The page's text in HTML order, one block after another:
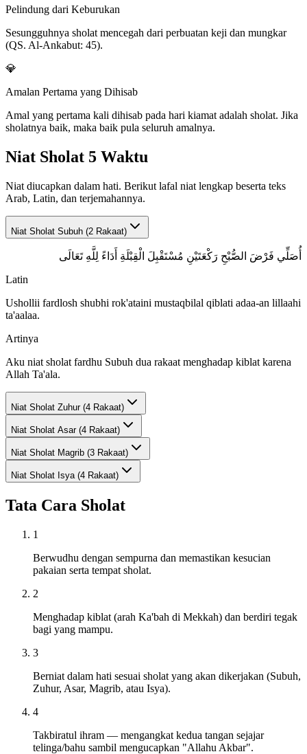
Pelindung dari Keburukan
Sesungguhnya sholat mencegah dari perbuatan keji dan mungkar
(QS. Al-Ankabut: 45).
💎
Amalan Pertama yang Dihisab
Amal yang pertama kali dihisab pada hari kiamat adalah sholat. Jika
sholatnya baik, maka baik pula seluruh amalnya.
Niat Sholat 5 Waktu
Niat diucapkan dalam hati. Berikut lafal niat lengkap beserta teks
Arab, Latin, dan terjemahannya.
Niat Sholat Subuh (2 Rakaat)
أُصَلِّي فَرْضَ الصُّبْحِ رَكْعَتَيْنِ مُسْتَقْبِلَ الْقِبْلَةِ أَدَاءً لِلَّهِ تَعَالَى
Latin
Ushollii fardlosh shubhi rok'ataini mustaqbilal qiblati adaa-an lillaahi
ta'aalaa.
Artinya
Aku niat sholat fardhu Subuh dua rakaat menghadap kiblat karena
Allah Ta'ala.
Niat Sholat Zuhur (4 Rakaat)
Niat Sholat Asar (4 Rakaat)
Niat Sholat Magrib (3 Rakaat)
Niat Sholat Isya (4 Rakaat)
Tata Cara Sholat
1
Berwudhu dengan sempurna dan memastikan kesucian
pakaian serta tempat sholat.
2
Menghadap kiblat (arah Ka'bah di Mekkah) dan berdiri tegak
bagi yang mampu.
3
Berniat dalam hati sesuai sholat yang akan dikerjakan (Subuh,
Zuhur, Asar, Magrib, atau Isya).
4
Takbiratul ihram — mengangkat kedua tangan sejajar
telinga/bahu sambil mengucapkan "Allahu Akbar".